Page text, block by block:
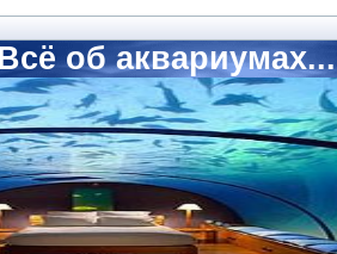
об аквариумах...